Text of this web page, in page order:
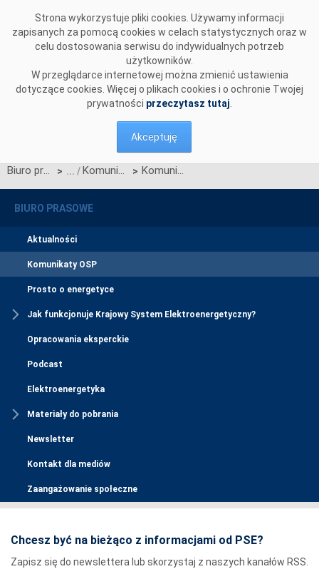
Strona wykorzystuje pliki cookies. Używamy informacji
zapisanych za pomocą cookies w celach statystycznych oraz w
celu dostosowania serwisu do indywidualnych potrzeb
użytkowników.
W przeglądarce internetowej można zmienić ustawienia
dotyczące cookies. Więcej o plikach cookies i o ochronie Twojej
prywatności przeczytasz tutaj
Akceptuję
Biuro prasowe > Komunikaty OSP > Komunikat OSP dotyczący zawieszenia procesu Jednolitego łączenia Rynków Dnia Bieżącego w dn. 09.11.2021
BIURO PRASOWE
Aktualności
Komunikaty OSP
Prosto o energetyce
Jak funkcjonuje Krajowy System Elektroenergetyczny?
Opracowania eksperckie
Podcast
Elektroenergetyka
Materiały do pobrania
Newsletter
Kontakt dla mediów
Zaangażowanie społeczne
Chcesz być na bieżąco z informacjami od PSE?
Zapisz się do newslettera lub skorzystaj z naszych kanałów RSS.